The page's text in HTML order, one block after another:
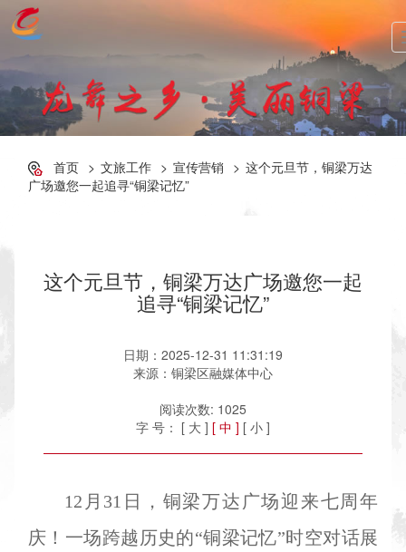
首页 文旅工作 宣传营销
这个元旦节，铜梁万达
广场邀您一起追寻“铜梁记忆”
这个元旦节，铜梁万达广场邀您一起
追寻“铜梁记忆”
日期：2025-12-31 11:31:19
来源：铜梁区融媒体中心
阅读次数: 1025
字 号： [ 大 ] [ 中 ] [ 小 ]
12月31日，铜梁万达广场迎来七周年
庆！一场跨越历史的“铜梁记忆”时空对话展